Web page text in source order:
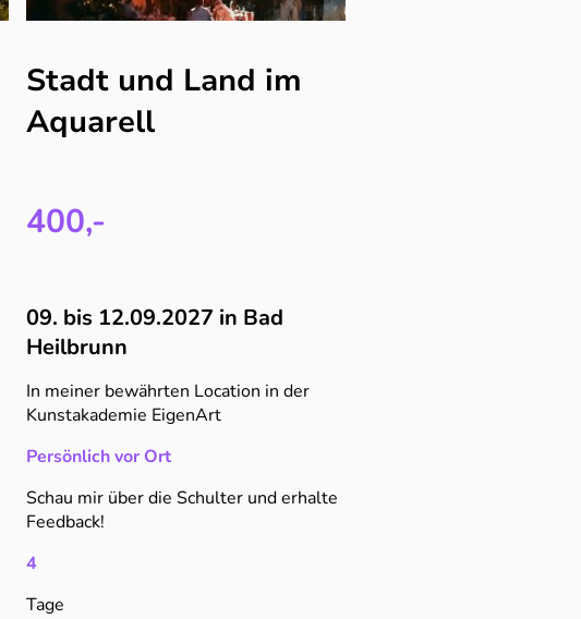
Stadt und Land im
Aquarell
400,-
09. bis 12.09.2027 in Bad
Heilbrunn
In meiner bewährten Location in der
Kunstakademie EigenArt
Persönlich vor Ort
Schau mir über die Schulter und erhalte
Feedback!
4
Tage